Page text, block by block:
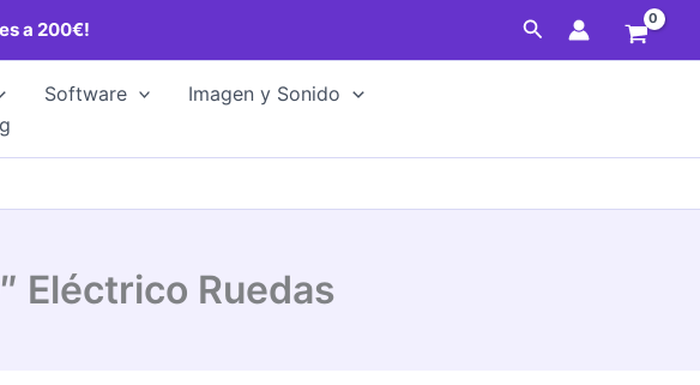
a 200€! Buscar
Software
Imagen y Sonido
Eléctrico Ruedas
Ruedas